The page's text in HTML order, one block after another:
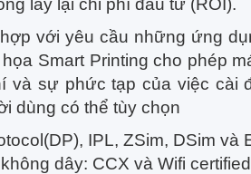
lấy lại chi phí đầu tư (ROI).
với yêu cầu những ứng
Smart Printing cho phép
và sự phức tạp của việc cài
dùng có thể tùy chọn
IPL, ZSim, DSim và
dây: CCX và Wifi